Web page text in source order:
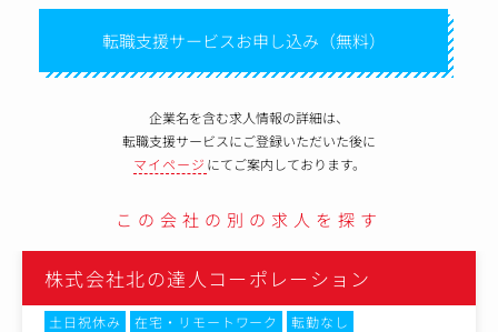
転職支援サービスお申し込み（無料）
企業名を含む求人情報の詳細は、
転職支援サービスにご登録いただいた後に
マイページ にてご案内しております。
この会社の別の求人を探す
株式会社北の達人コーポレーション
土日祝休み
転勤なし